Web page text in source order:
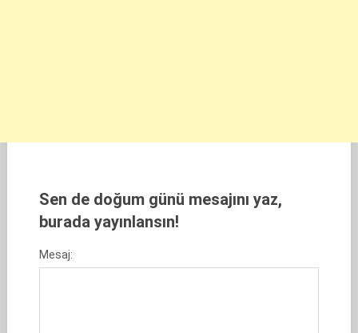
Sen de doğum günü mesajını yaz,
burada yayınlansın!
Mesaj: